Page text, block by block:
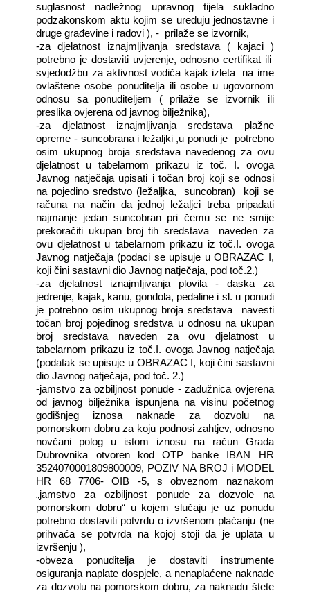
suglasnost nadležnog upravnog tijela sukladno
podzakonskom aktu kojim se uređuju jednostavne i
druge građevine i radovi ), - prilaže se izvornik,
-za djelatnost iznajmljivanja sredstava ( kajaci )
potrebno je dostaviti uvjerenje, odnosno certifikat ili
svjedodžbu za aktivnost vodiča kajak izleta
na ime
ovlaštene osobe ponuditelja ili osobe u ugovornom
odnosu sa ponuditeljem ( prilaže se izvornik ili
preslika ovjerena od javnog bilježnika),
-za djelatnost iznajmljivanja sredstava plažne
opreme - suncobrana i ležaljki ,u ponudi je
potrebno
osim ukupnog broja sredstava navedenog za ovu
djelatnost u tabelarnom prikazu iz toč. I. ovoga
Javnog natječaja upisati i točan broj koji se odnosi
na pojedino sredstvo (ležaljka,
suncobran)
koji se
računa na način da jednoj ležaljci treba pripadati
najmanje jedan suncobran pri čemu se ne smije
prekoračiti ukupan broj tih sredstava
naveden za
ovu djelatnost u tabelarnom prikazu iz toč.I. ovoga
Javnog natječaja (podaci se upisuje u OBRAZAC I,
koji čini sastavni dio Javnog natječaja, pod toč.2.)
-za djelatnost iznajmljivanja plovila - daska za
jedrenje, kajak, kanu, gondola, pedaline i sl. u ponudi
je potrebno osim ukupnog broja sredstava
navesti
točan broj pojedinog sredstva u odnosu na ukupan
broj sredstava naveden za ovu djelatnost u
tabelarnom prikazu iz toč.I. ovoga Javnog natječaja
(podatak se upisuje u OBRAZAC I, koji čini sastavni
dio Javnog natječaja, pod toč. 2.)
-jamstvo za ozbiljnost ponude - zadužnica ovjerena
od javnog bilježnika ispunjena na visinu početnog
godišnjeg iznosa naknade za dozvolu na
pomorskom dobru za koju podnosi zahtjev, odnosno
novčani polog u istom iznosu na račun Grada
Dubrovnika otvoren kod OTP banke IBAN HR
3524070001809800009, POZIV NA BROJ i MODEL
HR 68 7706- OIB -5, s obveznom naznakom
„jamstvo za ozbiljnost ponude za dozvole na
pomorskom dobru“ u kojem slučaju je uz ponudu
potrebno dostaviti potvrdu o izvršenom plaćanju (ne
prihvaća se potvrda na kojoj stoji da je uplata u
izvršenju ),
-obveza ponuditelja je dostaviti instrumente
osiguranja naplate dospjele, a nenaplaćene naknade
za dozvolu na pomorskom dobru, za naknadu štete